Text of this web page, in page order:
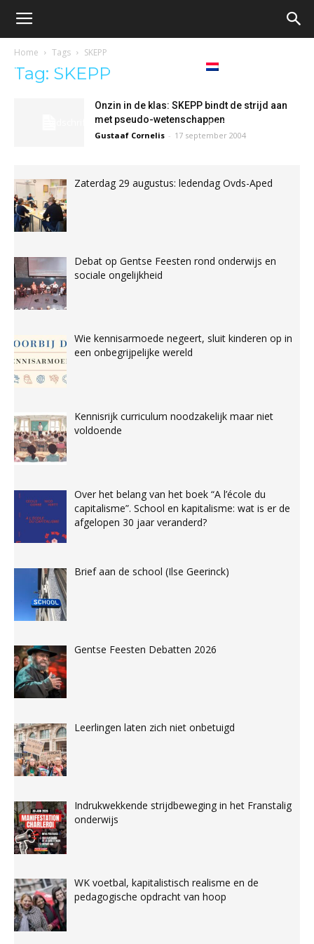
Oproep
voor
democratische
Ons Debat
Nederlands
Home Tags SKEPP
Tag: SKEPP
Onzin in de klas: SKEPP bindt de strijd aan
met pseudo-wetenschappen
Gustaaf Cornelis - 17 september 2004
Zaterdag 29 augustus: ledendag Ovds-Aped
Debat op Gentse Feesten rond onderwijs en
sociale ongelijkheid
Wie kennisarmoede negeert, sluit kinderen op in
een onbegrijpelijke wereld
Kennisrijk curriculum noodzakelijk maar niet
voldoende
Over het belang van het boek “A l’école du
capitalisme”. School en kapitalisme: wat is er de
afgelopen 30 jaar veranderd?
Brief aan de school (Ilse Geerinck)
Gentse Feesten Debatten 2026
Leerlingen laten zich niet onbetuigd
Indrukwekkende strijdbeweging in het Franstalig
onderwijs
WK voetbal, kapitalistisch realisme en de
pedagogische opdracht van hoop